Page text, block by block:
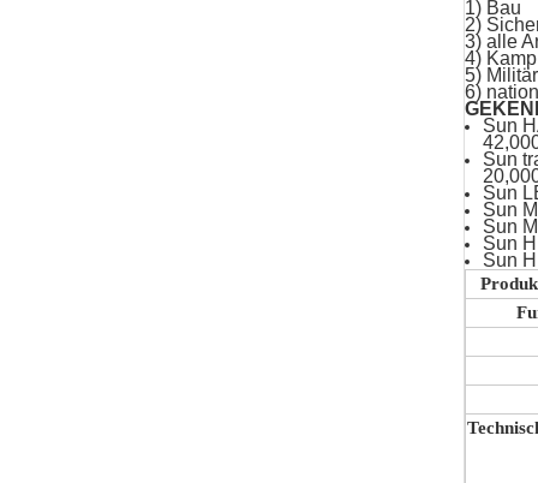
1) Bau
2)
3) alle
4)
5)
6)
Sun
Sun
Sun
Sun
Sun
Sun
Sun